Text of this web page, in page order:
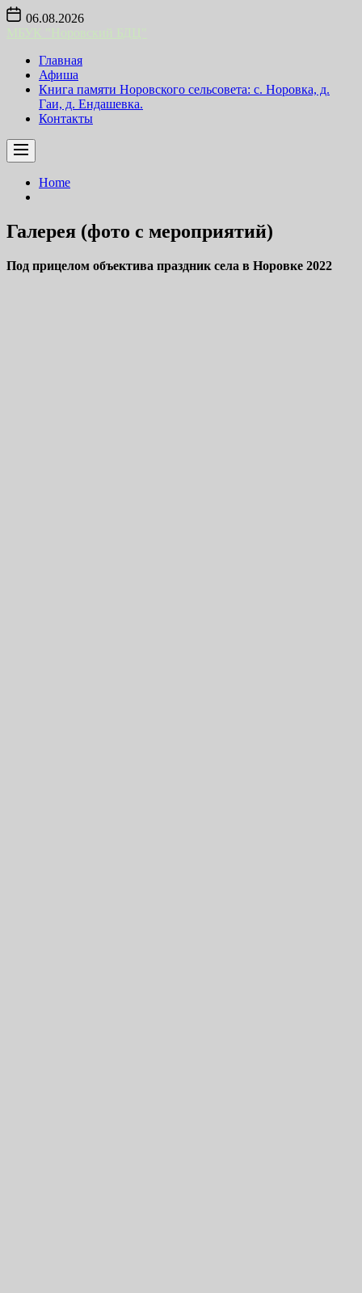
Skip
content
06.08.2026
Главная
Афиша
Книга памяти Норовского сельсовета: с. Норовка, д.
Гаи, д. Ендашевка.
Контакты
Home
Галерея (фото с мероприятий)
Под прицелом объектива праздник села в Норовке 2022